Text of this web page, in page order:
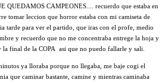
QUEDAMOS CAMPEONES.... recuerdo que estaba en
tomar leccion que horror estaba con mi camiseta de
tarde para ver el partido, que iras con el profe, medio
y recuerdo que no me concentraba entrege la hoja y
final de la COPA asi que no puedo fallarle y sali.
ya lloraba porque no llegaba, me baje cogi el
que caminar bastante, camine y mientras caminaba